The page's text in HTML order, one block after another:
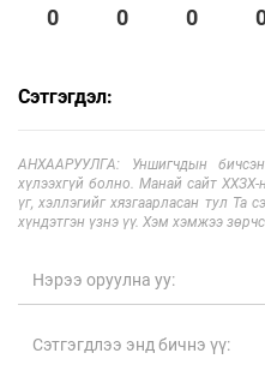
0 0 0
Сэтгэгдэл:
АНХААРУУЛГА: Уншигчдын бичсэн
хүлээхгүй болно. Манай сайт
үг, хэллэгийг хязгаарласан тул Та
хүндэтгэн үзнэ үү. Хэм хэмжээ